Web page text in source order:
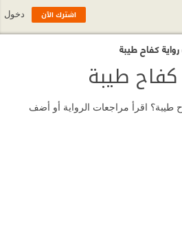
كفاح طيبة
كفاح طيبة
طيبة؟ اقرأ مراجعات الرواية أو أضف
اشترك الآن دخول